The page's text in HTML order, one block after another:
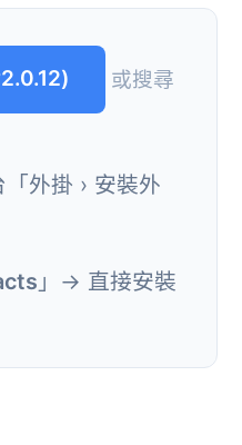
或搜尋
外掛 › 安裝外
」→ 直接安裝